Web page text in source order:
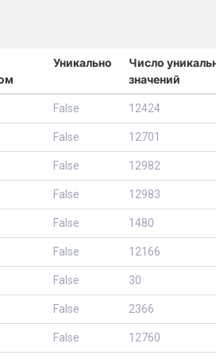
Уникально
Число
значений
False 12424
False 12701
False 12982
False 12983
False 1480
False 12166
False 30
False 2366
False 12760